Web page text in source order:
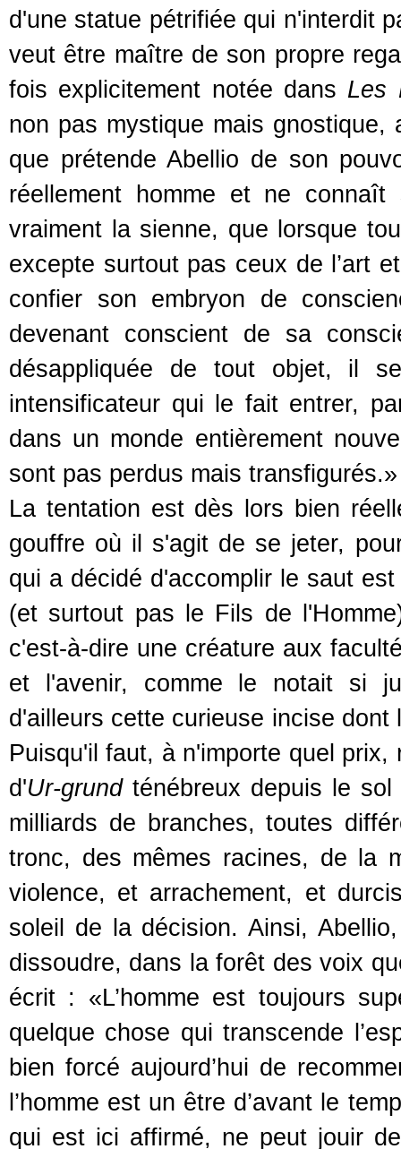
d'une statue pétrifiée qui n'interdit
veut être maître de son propre
fois explicitement notée dans Les
non pas mystique mais
que prétende Abellio de son
réellement homme et ne
vraiment la sienne, que lorsque
excepte surtout pas ceux de l’art
confier son embryon de
devenant conscient de sa
désappliquée de tout objet, il
intensificateur qui le fait entrer,
dans un monde entièrement
sont pas perdus mais transfigurés.»
La tentation est dès lors bien
gouffre où il s'agit de se jeter,
qui a décidé d'accomplir le saut
(et surtout pas le Fils de
c'est-à-dire une créature aux
et l'avenir, comme le notait si
d'ailleurs cette curieuse incise
Puisqu'il faut, à n'importe quel
d'Ur-grundténébreux depuis le sol
milliards de branches, toutes
tronc, des mêmes racines, de la
violence, et arrachement, et
soleil de la décision. Ainsi,
dissoudre, dans la forêt des voix
écrit : «L’homme est toujours
quelque chose qui transcende
bien forcé aujourd’hui de
l’homme est un être d’avant le
qui est ici affirmé, ne peut jouir